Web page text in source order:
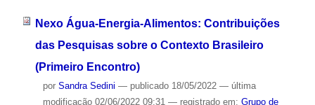
Nexo Água-Energia-Alimentos: Contribuições
das Pesquisas sobre o Contexto Brasileiro
(Primeiro Encontro)
por Sandra Sedini — publicado18/05/2022 — última
modificação02/06/2022 09:31 — registrado em: Grupo de